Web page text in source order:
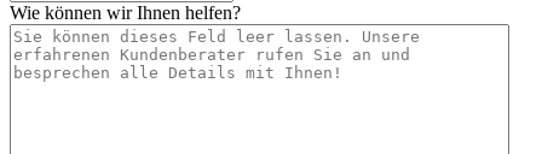
Wie können wir Ihnen helfen?